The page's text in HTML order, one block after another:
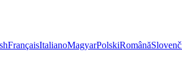
FrançaisItalianoMagyarPolskiRomână